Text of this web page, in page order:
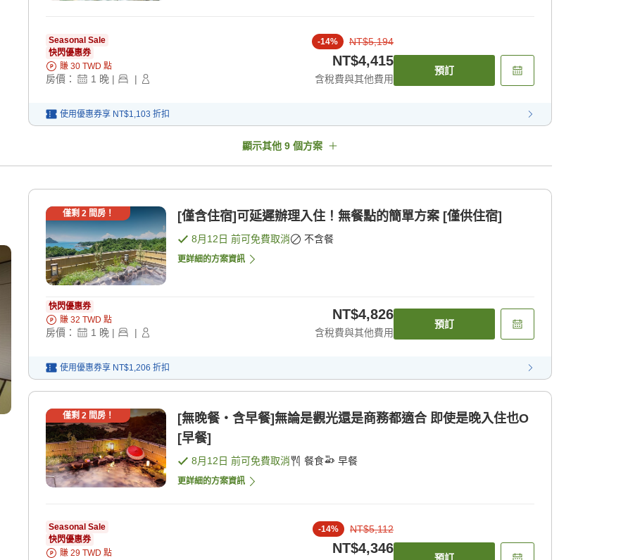
Seasonal Sale
快閃優惠券
賺 30 TWD 點
房價： 1 晚 | |
-14% NT$5,194
NT$4,415
含稅費與其他費用
預訂
使用優惠券享 NT$1,103 折扣
顯示其他 9 個方案
僅剩 2間房！ [僅含住宿]可延遲辦理入住！無餐點的簡單方案 [僅供住宿]
8月12日 前可免費取消 不含餐
更詳細的方案資訊
快閃優惠券
賺 32 TWD 點
房價： 1 晚 | |
NT$4,826
含稅費與其他費用
預訂
使用優惠券享 NT$1,206 折扣
僅剩 2間房！
[無晚餐・含早餐]無論是觀光還是商務都適合 即使是晚入住也O
[早餐]
8月12日 前可免費取消 餐食 早餐
更詳細的方案資訊
Seasonal Sale
快閃優惠券
賺 29 TWD 點
-14% NT$5,112
NT$4,346
預訂